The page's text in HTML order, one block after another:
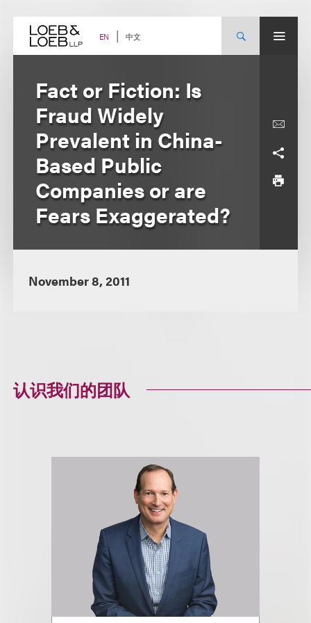
content EN 中文
Fact or Fiction: Is
Fraud Widely
Prevalent in China-
Based Public
Companies or are
Fears Exaggerated?
November 8, 2011
认识我们的团队